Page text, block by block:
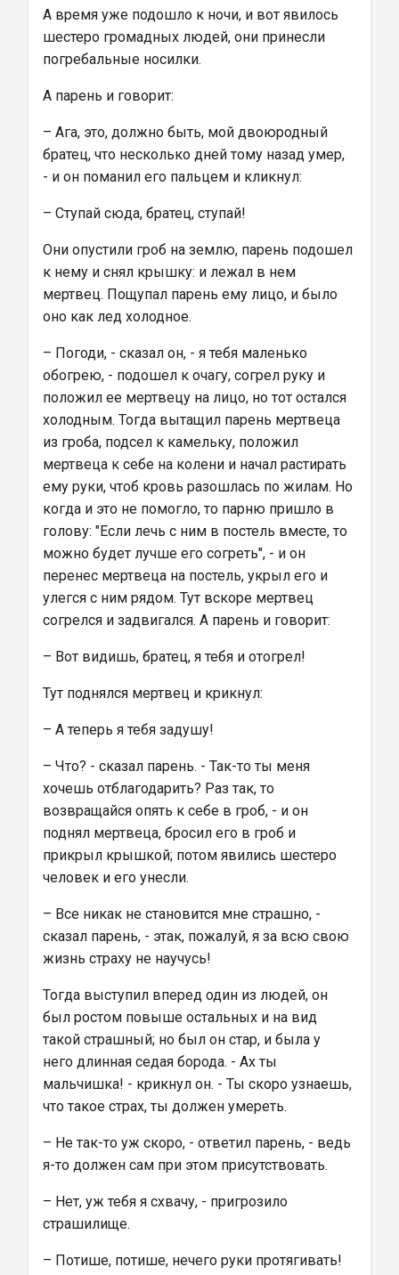
А время уже подошло к ночи, и вот явилось
шестеро громадных людей, они принесли
погребальные носилки.
А парень и говорит:
– Ага, это, должно быть, мой двоюродный
братец, что несколько дней тому назад умер,
- и он поманил его пальцем и кликнул:
– Ступай сюда, братец, ступай!
Они опустили гроб на землю, парень подошел
к нему и снял крышку: и лежал в нем
мертвец. Пощупал парень ему лицо, и было
оно как лед холодное.
– Погоди, - сказал он, - я тебя маленько
обогрею, - подошел к очагу, согрел руку и
положил ее мертвецу на лицо, но тот остался
холодным. Тогда вытащил парень мертвеца
из гроба, подсел к камельку, положил
мертвеца к себе на колени и начал растирать
ему руки, чтоб кровь разошлась по жилам. Но
когда и это не помогло, то парню пришло в
голову: "Если лечь с ним в постель вместе, то
можно будет лучше его согреть", - и он
перенес мертвеца на постель, укрыл его и
улегся с ним рядом. Тут вскоре мертвец
согрелся и задвигался. А парень и говорит:
– Вот видишь, братец, я тебя и отогрел!
Тут поднялся мертвец и крикнул:
– А теперь я тебя задушу!
– Что? - сказал парень. - Так-то ты меня
хочешь отблагодарить? Раз так, то
возвращайся опять к себе в гроб, - и он
поднял мертвеца, бросил его в гроб и
прикрыл крышкой; потом явились шестеро
человек и его унесли.
– Все никак не становится мне страшно, -
сказал парень, - этак, пожалуй, я за всю свою
жизнь страху не научусь!
Тогда выступил вперед один из людей, он
был ростом повыше остальных и на вид
такой страшный; но был он стар, и была у
него длинная седая борода. - Ах ты
мальчишка! - крикнул он. - Ты скоро узнаешь,
что такое страх, ты должен умереть.
– Не так-то уж скоро, - ответил парень, - ведь
я-то должен сам при этом присутствовать.
– Нет, уж тебя я схвачу, - пригрозило
страшилище.
– Потише, потише, нечего руки протягивать!